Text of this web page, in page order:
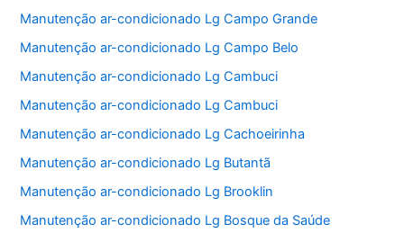
Manutenção ar-condicionado Lg Campo Grande
Manutenção ar-condicionado Lg Campo Belo
Manutenção ar-condicionado Lg Cambuci
Manutenção ar-condicionado Lg Cambuci
Manutenção ar-condicionado Lg Cachoeirinha
Manutenção ar-condicionado Lg Butantã
Manutenção ar-condicionado Lg Brooklin
Manutenção ar-condicionado Lg Bosque da Saúde